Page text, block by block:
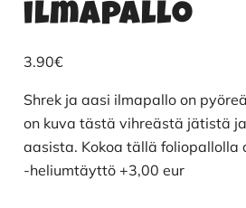
ilmapallo
3.90€
Shrek ja aasi ilmapallo on
on kuva tästä vihreästä jätistä
aasista. Kokoa tällä foliopallolla
-heliumtäyttö +3,00 eur